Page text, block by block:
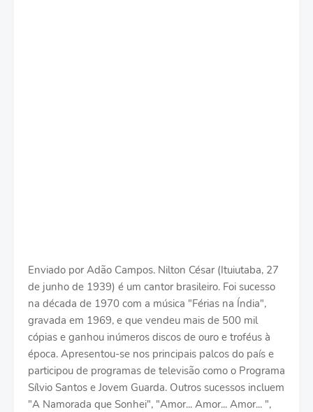
Enviado por Adão Campos. Nilton César (Ituiutaba, 27
de junho de 1939) é um cantor brasileiro. Foi sucesso
na década de 1970 com a música "Férias na Índia",
gravada em 1969, e que vendeu mais de 500 mil
cópias e ganhou inúmeros discos de ouro e troféus à
época. Apresentou-se nos principais palcos do país e
participou de programas de televisão como o Programa
Sílvio Santos e Jovem Guarda. Outros sucessos incluem
"A Namorada que Sonhei", "Amor... Amor... Amor... ",